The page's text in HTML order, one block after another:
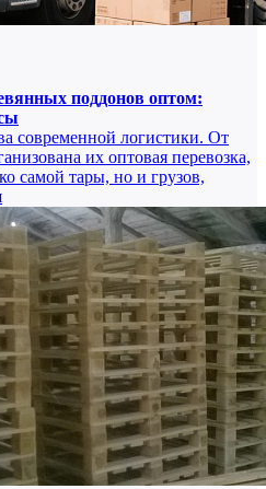
поддонов оптом:
современной логистики. От
их оптовая перевозка,
самой тары, но и грузов,